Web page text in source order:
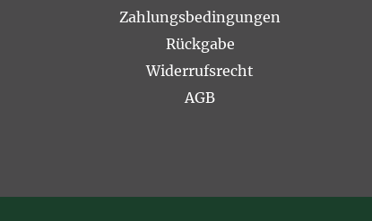
Zahlungsbedingungen
Rückgabe
Widerrufsrecht
AGB